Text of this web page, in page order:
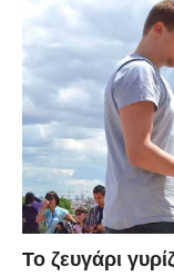
Το ζευγάρι